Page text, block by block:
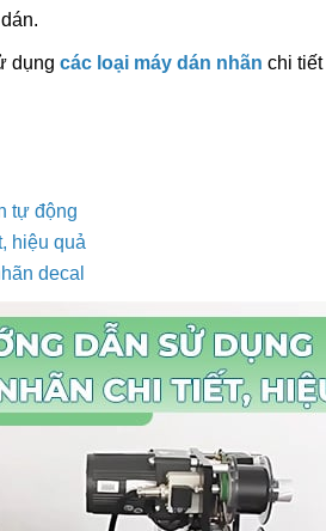
dụng các loại máy dán nhãn chi
tự động
hiệu quả
decal
Tục STRONGER FRD-750-
IN Vỏ Inox
Tổng Hợp Dây Nhiệt Máy
Hàn Miệng Túi Dập Tay Giá
Rẻ
55.000đ
Chọn sản phẩm
Máy In Date Cầm Tay
Stronger ST3
6.600.000đ
Chọn sản phẩm